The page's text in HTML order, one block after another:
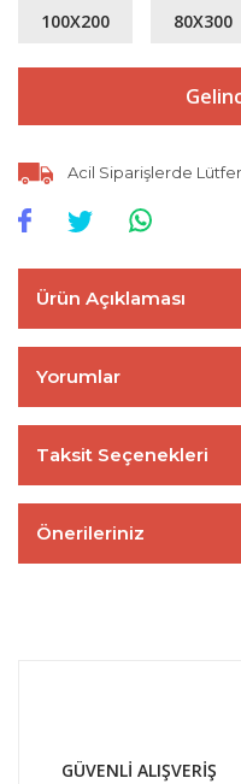
100X200 80X300
Acil Siparişlerde
Ürün Açıklaması
Yorumlar
Taksit Seçenekleri
Önerileriniz
GÜVENLİ ALIŞVERİŞ